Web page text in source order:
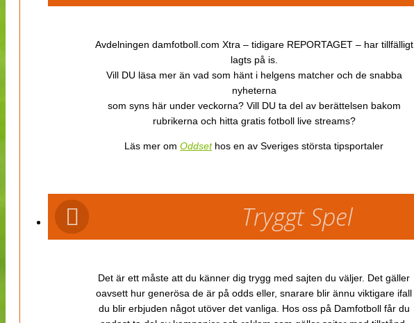
Avdelningen damfotboll.com Xtra – tidigare REPORTAGET – har tillfälligt
lagts på is.
Vill DU läsa mer än vad som hänt i helgens matcher och de snabba
nyheterna
som syns här under veckorna? Vill DU ta del av berättelsen bakom
rubrikerna och hitta gratis fotboll live streams?
Läs mer om Oddsethos en av Sveriges största tipsportaler
Tryggt Spel
Det är ett måste att du känner dig trygg med sajten du väljer. Det gäller
oavsett hur generösa de är på odds eller, snarare blir ännu viktigare ifall
du blir erbjuden något utöver det vanliga. Hos oss på Damfotboll får du